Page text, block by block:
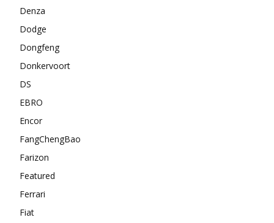
Denza
Dodge
Dongfeng
Donkervoort
DS
EBRO
Encor
FangChengBao
Farizon
Featured
Ferrari
Fiat